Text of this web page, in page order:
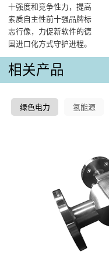
十强度和竞争性力，提高
素质自主性前十强品牌标
志行像，力促新软件的德
国进口化方式守护进程。
相关产品
绿色电力 氢能源